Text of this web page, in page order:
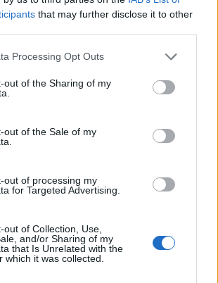
that may further disclose it to other
Processing Opt Outs
out of the Sharing of my
out of the Sale of my
out of processing my
for Targeted Advertising.
out of Collection, Use,
and/or Sharing of my
that Is Unrelated with the
which it was collected.
sonnustautunut Sara Sieppi
mökkimaisemissa – Kuva
hehkuttaa Pyry-rakastaan maasta
on ihan uskomaton”